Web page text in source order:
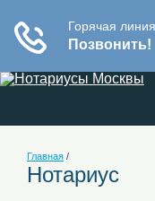
Главная /
Нотариус